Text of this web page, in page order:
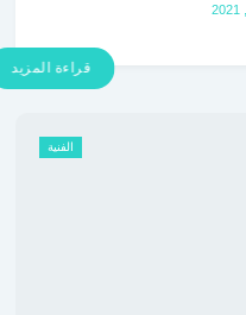
قراءة المزيد
الفنية